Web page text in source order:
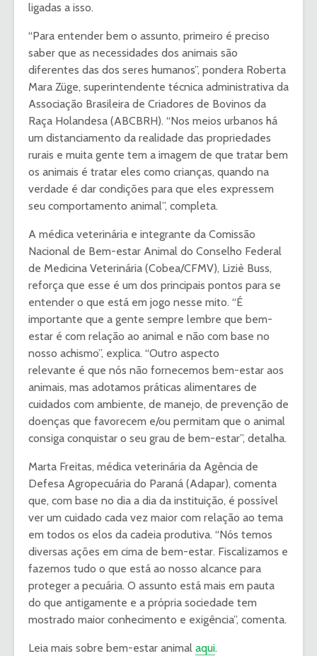
ligadas a isso.
“Para entender bem o assunto, primeiro é preciso
saber que as necessidades dos animais são
diferentes das dos seres humanos”, pondera Roberta
Mara Züge, superintendente técnica administrativa da
Associação Brasileira de Criadores de Bovinos da
Raça Holandesa (ABCBRH). “Nos meios urbanos há
um distanciamento da realidade das propriedades
rurais e muita gente tem a imagem de que tratar bem
os animais é tratar eles como crianças, quando na
verdade é dar condições para que eles expressem
seu comportamento animal”, completa.
A médica veterinária e integrante da Comissão
Nacional de Bem-estar Animal do Conselho Federal
de Medicina Veterinária (Cobea/CFMV), Liziè Buss,
reforça que esse é um dos principais pontos para se
entender o que está em jogo nesse mito. “É
importante que a gente sempre lembre que bem-
estar é com relação ao animal e não com base no
nosso achismo”, explica. “Outro aspecto
relevante é que nós não fornecemos bem-estar aos
animais, mas adotamos práticas alimentares de
cuidados com ambiente, de manejo, de prevenção de
doenças que favorecem e/ou permitam que o animal
consiga conquistar o seu grau de bem-estar”, detalha.
Marta Freitas, médica veterinária da Agência de
Defesa Agropecuária do Paraná (Adapar), comenta
que, com base no dia a dia da instituição, é possível
ver um cuidado cada vez maior com relação ao tema
em todos os elos da cadeia produtiva. “Nós temos
diversas ações em cima de bem-estar. Fiscalizamos e
fazemos tudo o que está ao nosso alcance para
proteger a pecuária. O assunto está mais em pauta
do que antigamente e a própria sociedade tem
mostrado maior conhecimento e exigência”, comenta.
Leia mais sobre bem-estar animal aqui.